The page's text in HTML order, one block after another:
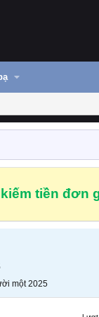
tiền đơn
một 2025